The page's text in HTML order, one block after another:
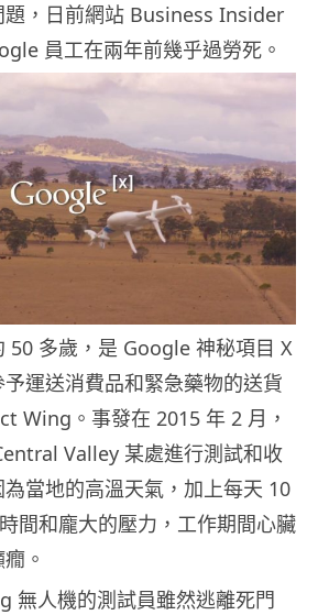
題，日前網站 Business Insider
員工在兩年前幾乎過勞死。
50 多歲，是 Google 神秘項目 X
運送消費品和緊急藥物的送貨
Wing。事發在 2015 年 2 月，
Valley 某處進行測試和收
當地的高溫天氣，加上每天 10
間和龐大的壓力，工作期間心臟
。
無人機的測試員雖然逃離死門